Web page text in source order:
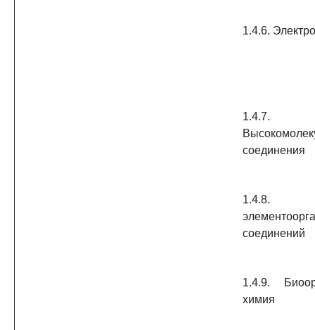
1.4.6.
1.4.7.
соединения
1.4.8.
соединений
1.4.9.
химия